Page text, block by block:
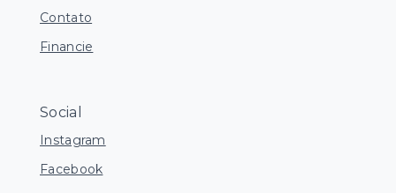
Contato
Financie
Social
Instagram
Facebook